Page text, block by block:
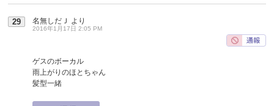
29 名無しだＪ より
2016年1月17日 2:05 PM
ゲスのボーカル
雨上がりのほとちゃん
髪型一緒